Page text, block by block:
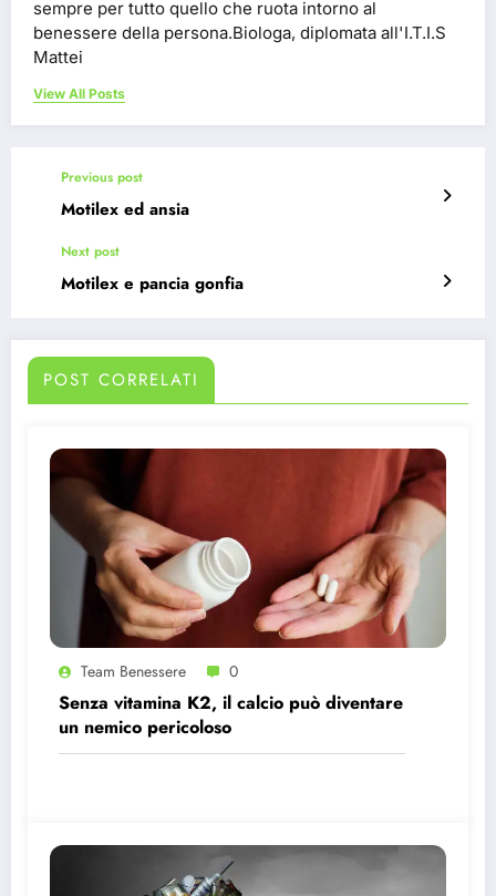
sempre per tutto quello che ruota intorno al
benessere della persona.Biologa, diplomata all'I.T.I.S
Mattei
View All Posts
Previous post
Motilex ed ansia
Next post
Motilex e pancia gonfia
POST CORRELATI
Team Benessere 0
Senza vitamina K2, il calcio può diventare
un nemico pericoloso